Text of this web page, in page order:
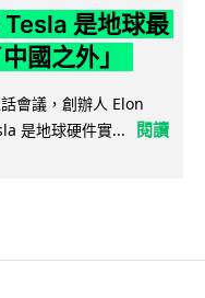
是地球最
國之外」
會議，創辦人 Elon
是地球硬件實...
閱讀